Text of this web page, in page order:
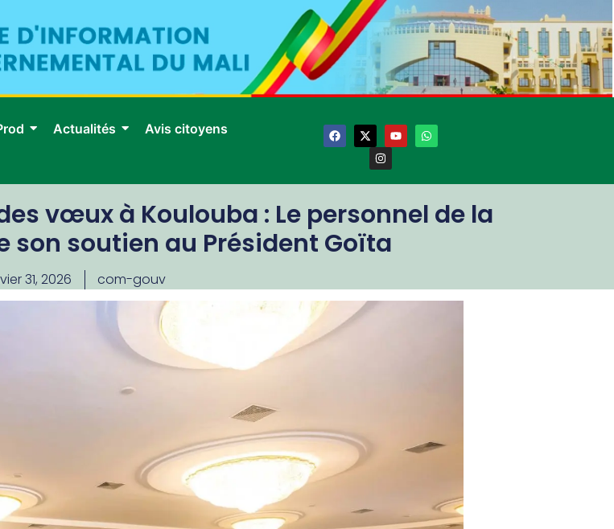
Actualités Avis citoyens
vœux à Koulouba : Le personnel de la
son soutien au Président Goïta
31, 2026 com-gouv